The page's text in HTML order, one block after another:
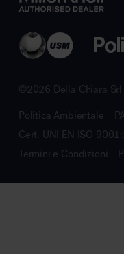
©2026 Della Chiara Srl
Politica Ambientale
Cert. UNI EN ISO
Termini e Condizioni